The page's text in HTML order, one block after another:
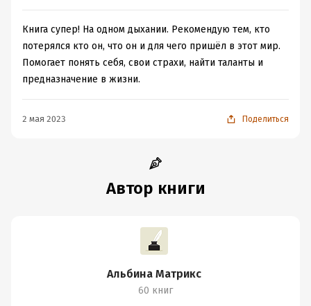
Книга супер! На одном дыхании. Рекомендую тем, кто
потерялся кто он, что он и для чего пришёл в этот мир.
Помогает понять себя, свои страхи, найти таланты и
предназначение в жизни.
2 мая 2023 Поделиться
Автор книги
Альбина Матрикс
60 книг